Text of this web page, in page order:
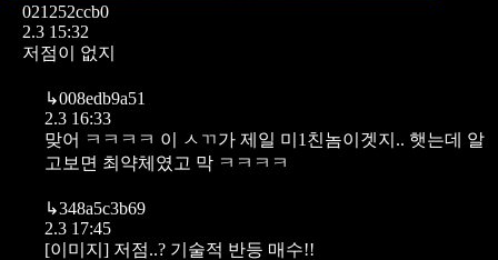
021252ccb0
2.3 15:32
저점이 없지
↳008edb9a51
2.3 16:33
맞어 ㅋㅋㅋㅋ 이 ㅅㄲ가 제일 미1친놈이겟지.. 햇는데 알
고보면 최약체였고 막 ㅋㅋㅋㅋ
↳348a5c3b69
2.3 17:45
[이미지] 저점..? 기술적 반등 매수!!